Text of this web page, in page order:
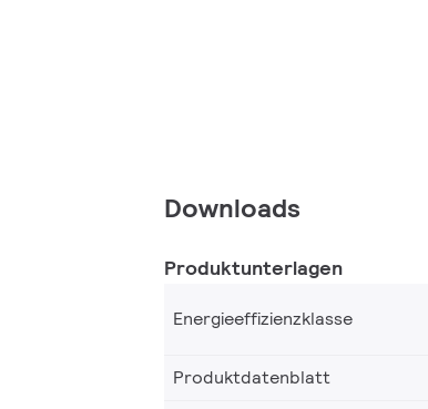
Downloads
Produktunterlagen
Energieeffizienzklasse
Produktdatenblatt